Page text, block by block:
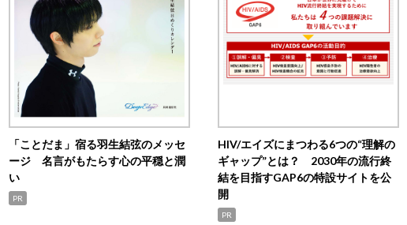
「ことだま」宿る羽生結弦のメッセ
ージ 名言がもたらす心の平穏と潤
い
PR
HIV/エイズにまつわる6つの“理解の
ギャップ”とは？ 2030年の流行終
結を目指すGAP6の特設サイトを公
開
PR